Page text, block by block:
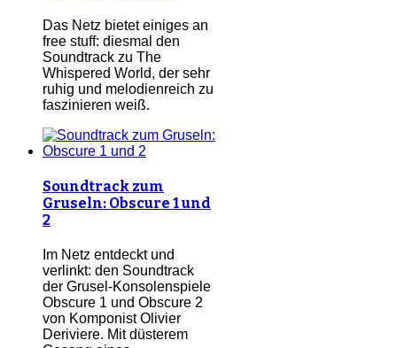
Das Netz bietet einiges an
free stuff: diesmal den
Soundtrack zu The
Whispered World, der sehr
ruhig und melodienreich zu
faszinieren weiß.
Soundtrack zum
Gruseln: Obscure 1 und
2
Im Netz entdeckt und
verlinkt: den Soundtrack
der Grusel-Konsolenspiele
Obscure 1 und Obscure 2
von Komponist Olivier
Deriviere. Mit düsterem